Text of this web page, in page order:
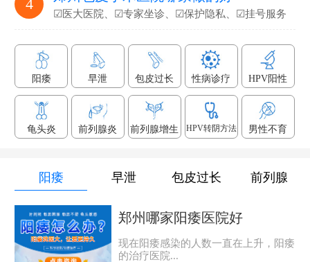
4
☑医大医院、☑专家坐诊、☑保护隐私、☑挂号服务
阳痿 早泄 包皮过长 性病诊疗 HPV阳性
龟头炎 前列腺炎 前列腺增生 HPV转阴方法 男性不育
阳痿 早泄 包皮过长 前列腺
郑州哪家阳痿医院好
现在阳痿感染的人数一直在上升，阳痿
的治疗医院...